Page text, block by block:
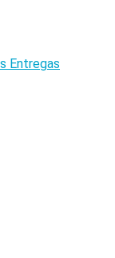
Entregas